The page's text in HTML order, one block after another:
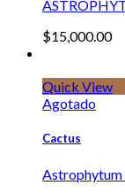
$15,000.00
Quick View
Agotado
Cactus
Astrophytum